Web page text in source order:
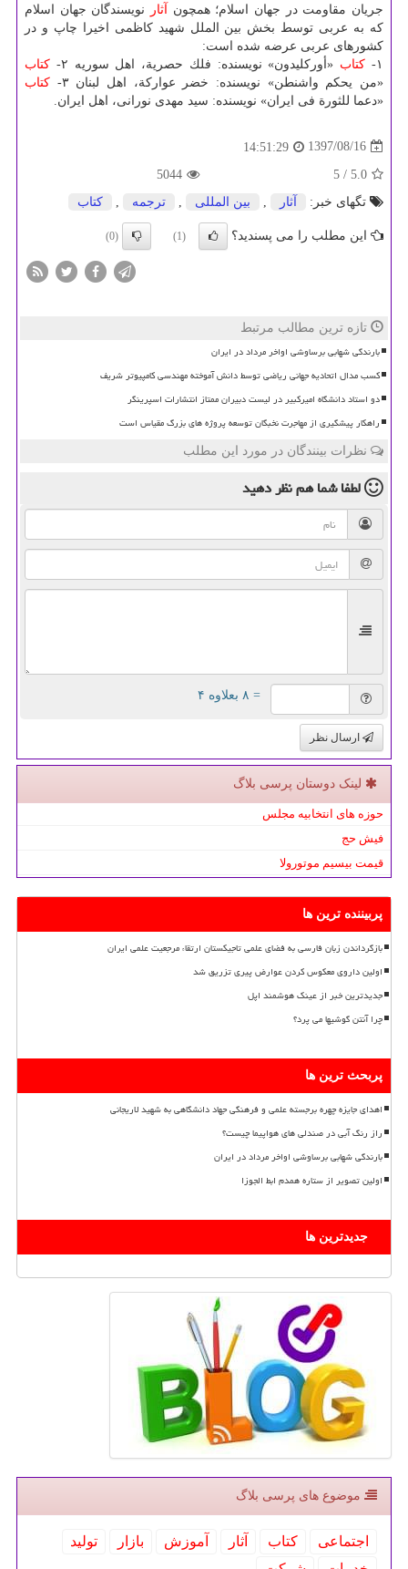
جریان مقاومت در جهان اسلام؛ همچون
آثار
نویسندگان جهان اسلام
كه به عربی توسط بخش بین الملل شهید كاظمی اخیرا چاپ و در
كشورهای عربی عرضه شده است:
۱-
كتاب «أوركلیدون» نویسنده: فلك حصریة، اهل سوریه ۲-
كتاب
«من یحكم واشنطن» نویسنده: خضر عواركة، اهل لبنان ۳-
كتاب
«دعما للثورة فی ایران» نویسنده: سید مهدی نورانی، اهل ایران.
1397/08/16
14:51:29
5.0
/ 5
5044
تگهای خبر:
آثار , بین المللی , ترجمه , كتاب
این مطلب را می پسندید؟ (1)
(0)
تازه ترین مطالب مرتبط
بارندگی شهابی برساوشی اواخر مرداد در ایران
کسب مدال اتحادیه جهانی ریاضی توسط دانش آموخته مهندسی کامپیوتر شریف
دو استاد دانشگاه امیرکبیر در لیست دبیران ممتاز انتشارات اسپرینگر
راهکار پیشگیری از مهاجرت نخبگان توسعه پروژه های بزرگ مقیاس است
نظرات بینندگان در مورد این مطلب
لطفا شما همنظر دهید
= ۸ بعلاوه ۴
ارسال نظر
لینک دوستان پرسی بلاگ
حوزه های انتخابیه مجلس
فیش حج
قیمت بیسیم موتورولا
پربیننده ترین ها
بازگرداندن زبان فارسی به فضای علمی تاجیکستان ارتقاء مرجعیت علمی ایران
اولین داروی معکوس کردن عوارض پیری تزریق شد
جدیدترین خبر از عینک هوشمند اپل
چرا آنتن گوشیها می پرد؟
پربحث ترین ها
اهدای جایزه چهره برجسته علمی و فرهنگی جهاد دانشگاهی به شهید لاریجانی
راز رنگ آبی در صندلی های هواپیما چیست؟
بارندگی شهابی برساوشی اواخر مرداد در ایران
اولین تصویر از ستاره همدم ابط الجوزا
جدیدترین ها
موضوع های پرسی بلاگ
اجتماعی كتاب آثار آموزش بازار
تولید